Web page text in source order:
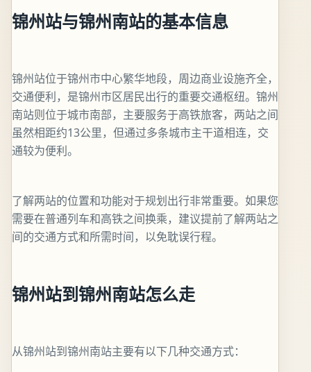
锦州站与锦州南站的基本信息
锦州站位于锦州市中心繁华地段，周边商业设施齐全，
交通便利，是锦州市区居民出行的重要交通枢纽。锦州
南站则位于城市南部，主要服务于高铁旅客，两站之间
虽然相距约13公里，但通过多条城市主干道相连，交
通较为便利。
了解两站的位置和功能对于规划出行非常重要。如果您
需要在普通列车和高铁之间换乘，建议提前了解两站之
间的交通方式和所需时间，以免耽误行程。
锦州站到锦州南站怎么走
从锦州站到锦州南站主要有以下几种交通方式：